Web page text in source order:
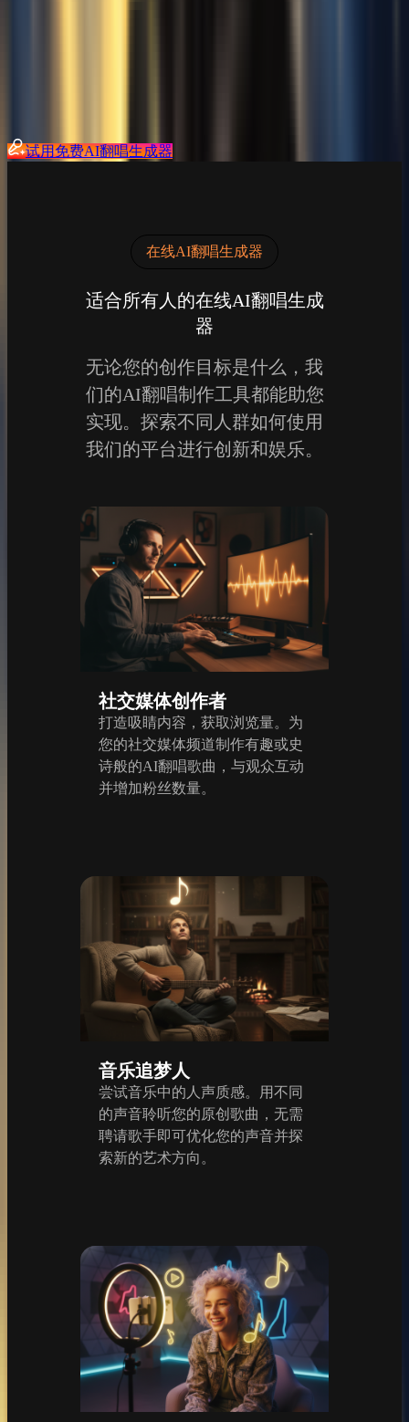
试用免费AI翻唱生成器
在线AI翻唱生成器
适合所有人的在线AI翻唱生成
器
无论您的创作目标是什么，我
们的AI翻唱制作工具都能助您
实现。探索不同人群如何使用
我们的平台进行创新和娱乐。
社交媒体创作者
打造吸睛内容，获取浏览量。为
您的社交媒体频道制作有趣或史
诗般的AI翻唱歌曲，与观众互动
并增加粉丝数量。
音乐追梦人
尝试音乐中的人声质感。用不同
的声音聆听您的原创歌曲，无需
聘请歌手即可优化您的声音并探
索新的艺术方向。